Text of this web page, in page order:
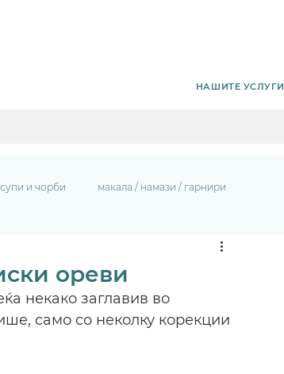
НАШИТЕ УСЛУГИ
супи и чорби макала / намази / гарнири
ореви
некако заглавив во
само со неколку корекции